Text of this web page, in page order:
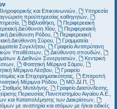
και Επικοινωνιών
Υπηρεσία
προϋπηρεσίας καθηγητών
, Βιβλιοθήκη,
Περιφερειακή
Διεύθυνση Χίου,
Περιφερειακή
Διεύθυνση Ρόδου,
Περιφερειακή
Διεύθυνση Σύρου,
Γραμματεία
Συγκλήτου,
Γραφείο Αντιπρύτανη
Υποθέσεων
Διεύθυνση σπουδών
& Διεθνών Συνεργασιών
Κεντρική
Φοιτητική Μέριμνα Σάμου,
Μέριμνα Λέσβου,
Γραφείο
και Επιχειρηματικότητας,
Επιτροπή
Μέριμνα Ρόδου, ΜΟ.ΔΙ.Π
Σταθμός Μυτιλήνης, Γραφείο Διασύνδεσης,
Περιουσίας Πανεπιστημίου Αιγαίου Α.Ε.
και Καταπολέμησης των Διακρίσεων
με αναπηρία και ατόμων με ή/και ειδικές